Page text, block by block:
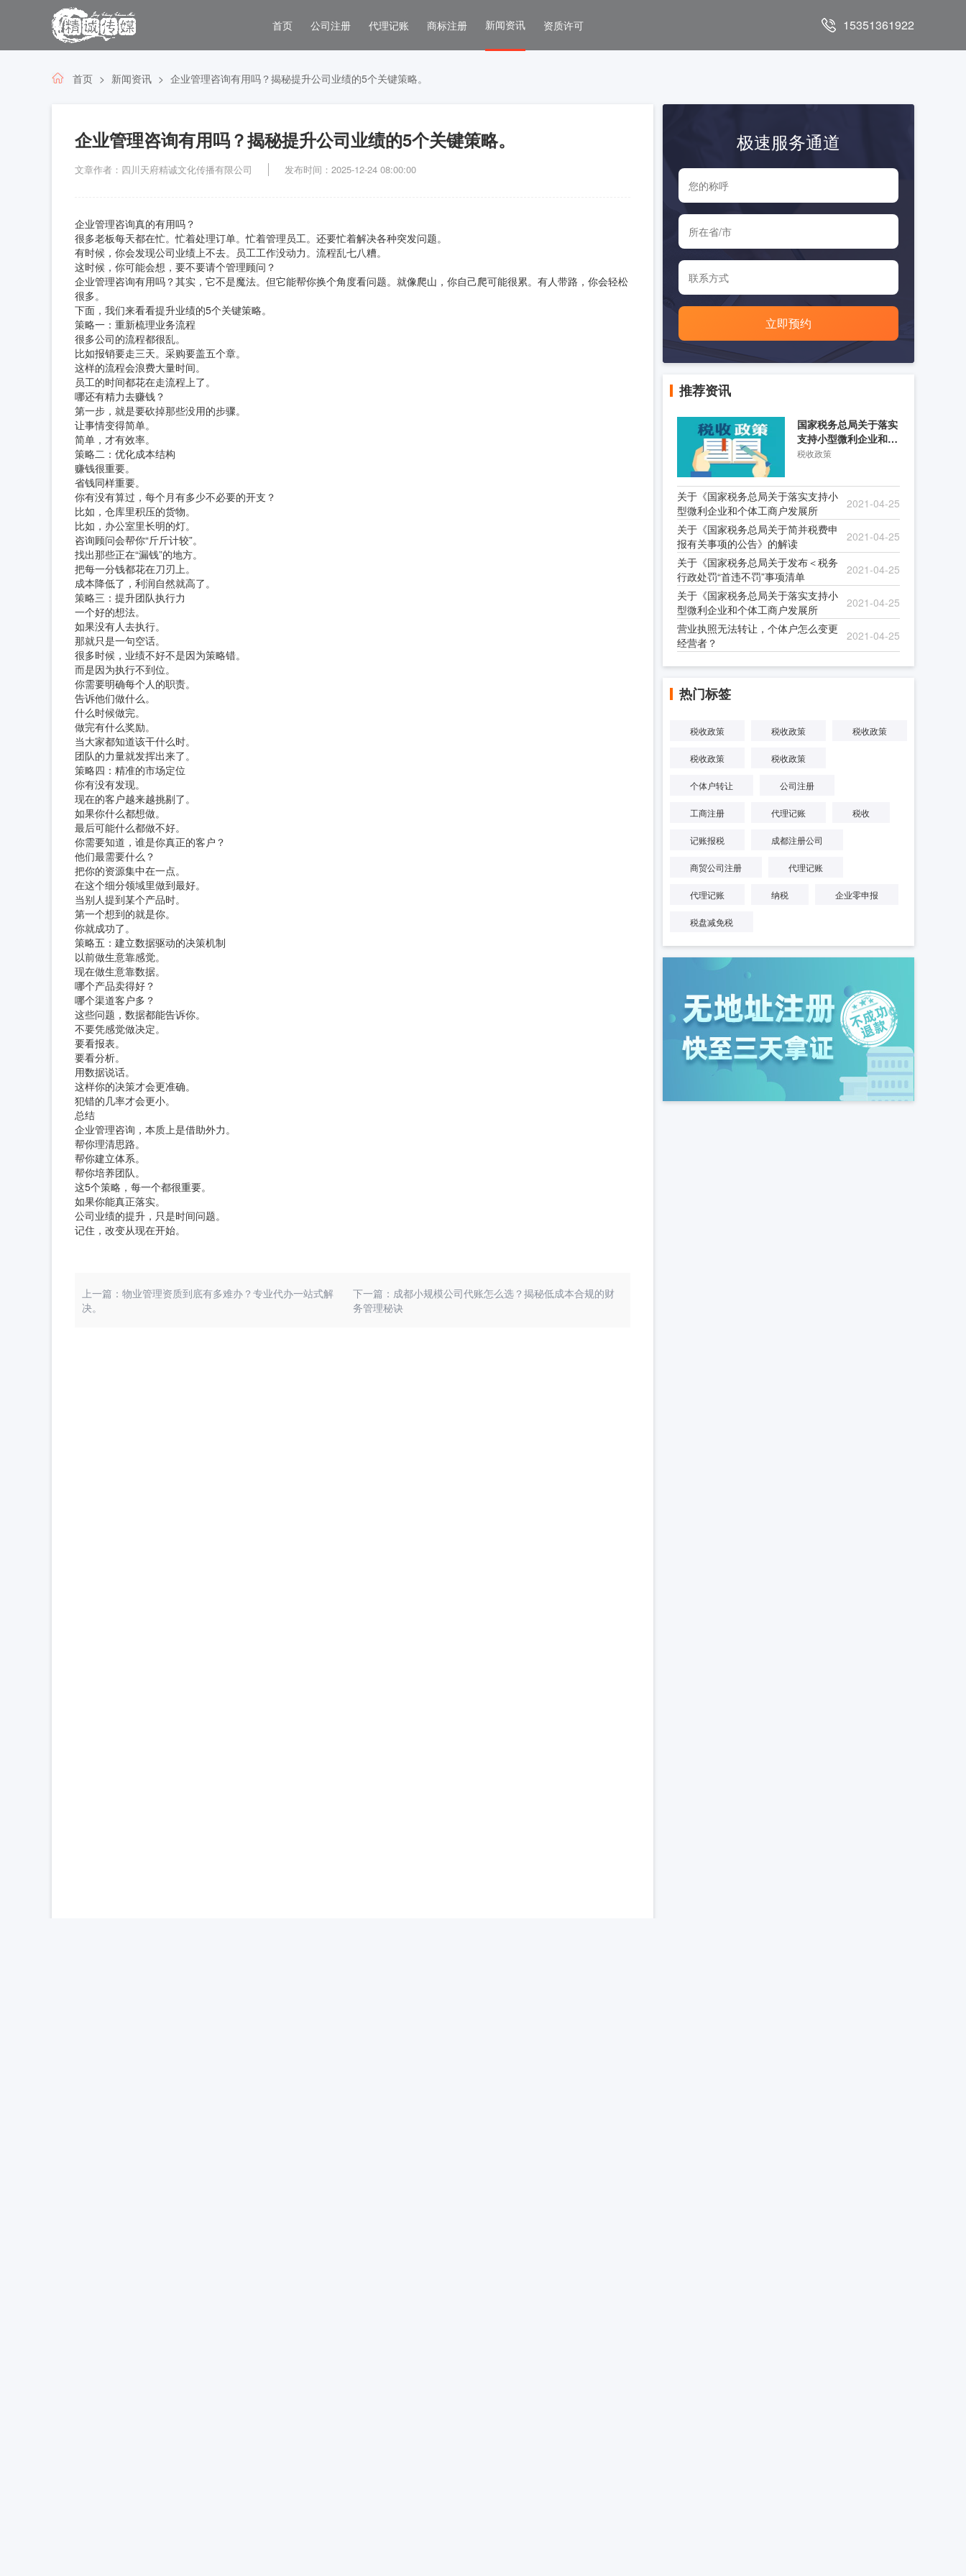
首页 公司注册 代理记账 商标注册 新闻资讯 资质许可 15351361922
首页 新闻资讯 企业管理咨询有用吗？揭秘提升公司业绩的5个关键策略。
企业管理咨询有用吗？揭秘提升公司业绩的5个关键策略。
文章作者：四川天府精诚文化传播有限公司 发布时间：2025-12-24 08:00:00
企业管理咨询真的有用吗？
很多老板每天都在忙。忙着处理订单。忙着管理员工。还要忙着解决各种突发问题。
有时候，你会发现公司业绩上不去。员工工作没动力。流程乱七八糟。
这时候，你可能会想，要不要请个管理顾问？
企业管理咨询有用吗？其实，它不是魔法。但它能帮你换个角度看问题。就像爬山，你自己爬可能很累。有人带路，你会轻松
很多。
下面，我们来看看提升业绩的5个关键策略。
策略一：重新梳理业务流程
很多公司的流程都很乱。
比如报销要走三天。采购要盖五个章。
这样的流程会浪费大量时间。
员工的时间都花在走流程上了。
哪还有精力去赚钱？
第一步，就是要砍掉那些没用的步骤。
让事情变得简单。
简单，才有效率。
策略二：优化成本结构
赚钱很重要。
省钱同样重要。
你有没有算过，每个月有多少不必要的开支？
比如，仓库里积压的货物。
比如，办公室里长明的灯。
咨询顾问会帮你“斤斤计较”。
找出那些正在“漏钱”的地方。
把每一分钱都花在刀刃上。
成本降低了，利润自然就高了。
策略三：提升团队执行力
一个好的想法。
如果没有人去执行。
那就只是一句空话。
很多时候，业绩不好不是因为策略错。
而是因为执行不到位。
你需要明确每个人的职责。
告诉他们做什么。
什么时候做完。
做完有什么奖励。
当大家都知道该干什么时。
团队的力量就发挥出来了。
策略四：精准的市场定位
你有没有发现。
现在的客户越来越挑剔了。
如果你什么都想做。
最后可能什么都做不好。
你需要知道，谁是你真正的客户？
他们最需要什么？
把你的资源集中在一点。
在这个细分领域里做到最好。
当别人提到某个产品时。
第一个想到的就是你。
你就成功了。
策略五：建立数据驱动的决策机制
以前做生意靠感觉。
现在做生意靠数据。
哪个产品卖得好？
哪个渠道客户多？
这些问题，数据都能告诉你。
不要凭感觉做决定。
要看报表。
要看分析。
用数据说话。
这样你的决策才会更准确。
犯错的几率才会更小。
总结
企业管理咨询，本质上是借助外力。
帮你理清思路。
帮你建立体系。
帮你培养团队。
这5个策略，每一个都很重要。
如果你能真正落实。
公司业绩的提升，只是时间问题。
记住，改变从现在开始。
上一篇：物业管理资质到底有多难办？专业代办一站式解
决。
下一篇：成都小规模公司代账怎么选？揭秘低成本合规的财
务管理秘诀
极速服务通道
立即预约
推荐资讯
国家税务总局关于落实
支持小型微利企业和个
体工商户发展所得税优
税收政策
关于《国家税务总局关于落实支持小
型微利企业和个体工商户发展所
2021-04-25
关于《国家税务总局关于简并税费申
报有关事项的公告》的解读
2021-04-25
关于《国家税务总局关于发布＜税务
行政处罚“首违不罚”事项清单
2021-04-25
关于《国家税务总局关于落实支持小
型微利企业和个体工商户发展所
2021-04-25
营业执照无法转让，个体户怎么变更
经营者？
2021-04-25
热门标签
税收政策 税收政策 税收政策
税收政策 税收政策
个体户转让 公司注册
工商注册 代理记账 税收
记账报税 成都注册公司
商贸公司注册 代理记账
代理记账 纳税 企业零申报
税盘减免税